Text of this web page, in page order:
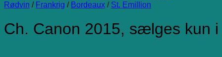
Rødvin / Frankrig / Bordeaux / St. Emillion
Ch. Canon 2015, sælges kun